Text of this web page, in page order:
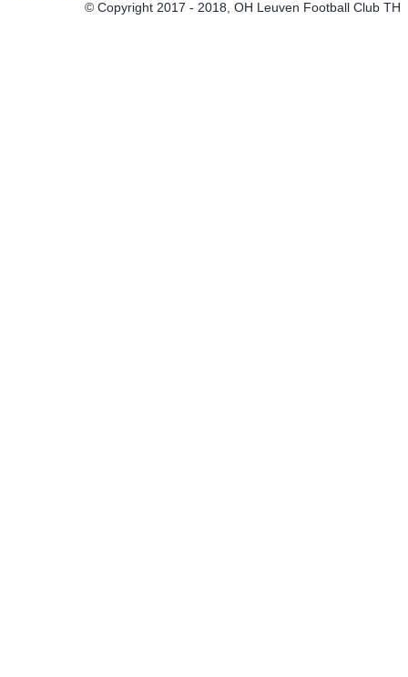
© Copyright 2017 - 2018, OH Leuven Football Club TH